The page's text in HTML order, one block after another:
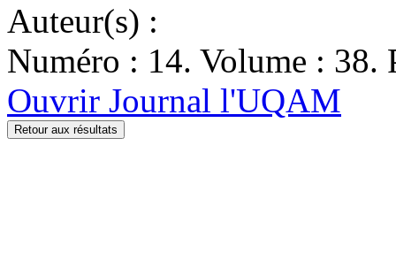
Auteur(s) :
Numéro : 14. Volume : 38.
Ouvrir Journal l'UQAM
Retour aux résultats